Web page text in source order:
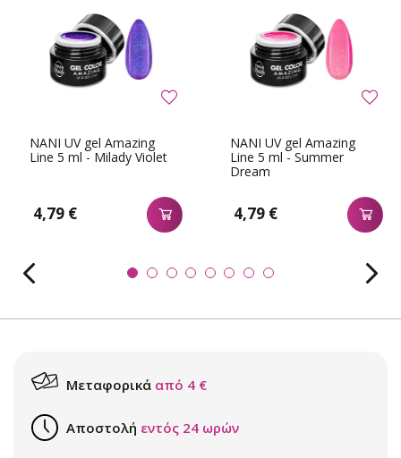
NANI UV gel Amazing
Line 5 ml - Milady Violet
4,79 €
NANI UV gel Amazing
Line 5 ml - Summer
Dream
4,79 €
Μεταφορικά από 4 €
Αποστολή εντός 24 ωρών